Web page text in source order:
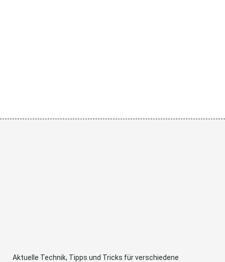
Aktuelle Technik, Tipps und Tricks für verschiedene